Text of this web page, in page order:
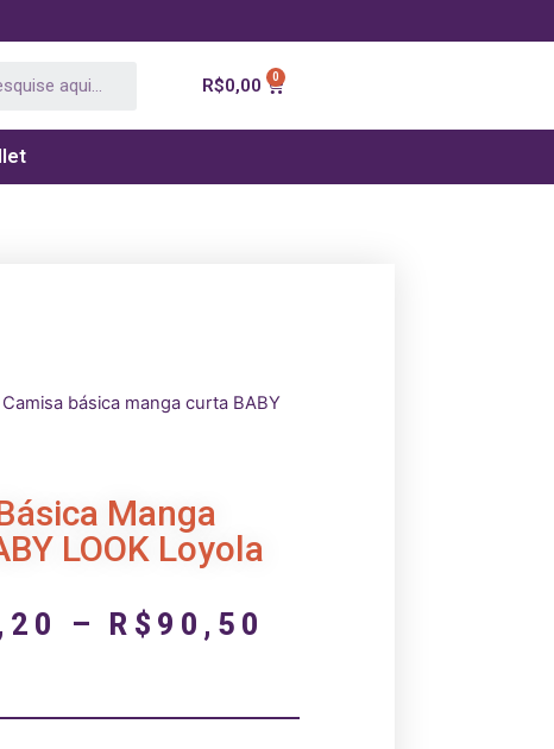
R$0,00
básica manga curta BABY
Manga
LOOK Loyola
– R$ 90,50